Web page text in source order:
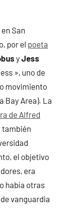
San
por el poeta
yJess
», uno de
movimiento
Bay Area). La
de Alfred
también
el objetivo
era
había otras
vanguardia